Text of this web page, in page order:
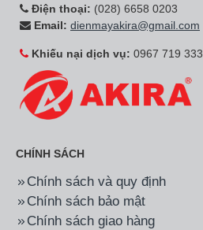
Điện thoại: (028) 6658 0203
Email: dienmayakira@gmail.com
Khiếu nại dịch vụ: 0967 719 333
CHÍNH SÁCH
Chính sách và quy định
Chính sách bảo mật
Chính sách giao hàng